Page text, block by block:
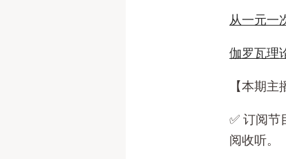
从一元一
伽罗瓦理
【本期
✅️ 订阅
阅收听。